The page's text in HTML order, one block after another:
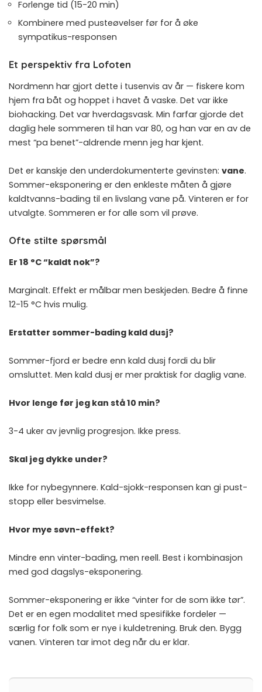
Forlenge tid (15-20 min)
Kombinere med pusteøvelser før for å øke
sympatikus-responsen
Et perspektiv fra Lofoten
Nordmenn har gjort dette i tusenvis av år — fiskere kom
hjem fra båt og hoppet i havet å vaske. Det var ikke
biohacking. Det var hverdagsvask. Min farfar gjorde det
daglig hele sommeren til han var 80, og han var en av de
mest “pa benet”-aldrende menn jeg har kjent.
Det er kanskje den underdokumenterte gevinsten: vane.
Sommer-eksponering er den enkleste måten å gjøre
kaldtvanns-bading til en livslang vane på. Vinteren er for
utvalgte. Sommeren er for alle som vil prøve.
Ofte stilte spørsmål
Er 18 °C “kaldt nok”?
Marginalt. Effekt er målbar men beskjeden. Bedre å finne
12-15 °C hvis mulig.
Erstatter sommer-bading kald dusj?
Sommer-fjord er bedre enn kald dusj fordi du blir
omsluttet. Men kald dusj er mer praktisk for daglig vane.
Hvor lenge før jeg kan stå 10 min?
3-4 uker av jevnlig progresjon. Ikke press.
Skal jeg dykke under?
Ikke for nybegynnere. Kald-sjokk-responsen kan gi pust-
stopp eller besvimelse.
Hvor mye søvn-effekt?
Mindre enn vinter-bading, men reell. Best i kombinasjon
med god dagslys-eksponering.
Sommer-eksponering er ikke “vinter for de som ikke tør”.
Det er en egen modalitet med spesifikke fordeler —
særlig for folk som er nye i kuldetrening. Bruk den. Bygg
vanen. Vinteren tar imot deg når du er klar.